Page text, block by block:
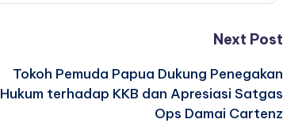
Next Post
Tokoh Pemuda Papua Dukung Penegakan
Hukum terhadap KKB dan Apresiasi Satgas
Ops Damai Cartenz